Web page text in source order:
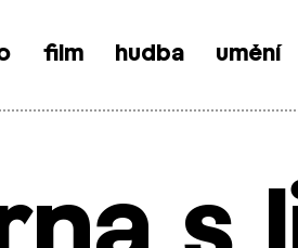
film hudba umění